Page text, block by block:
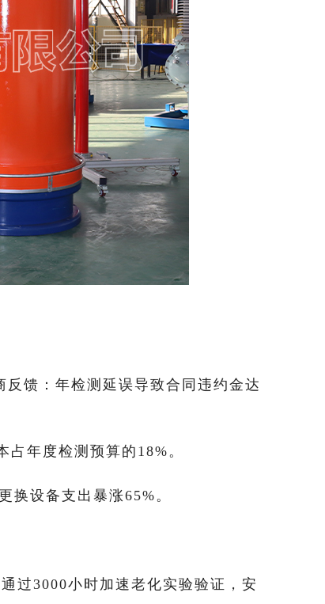
馈：年检测延误导致合同违约金达
年度检测预算的18%。
换设备支出暴涨65%。
过3000小时加速老化实验验证，安